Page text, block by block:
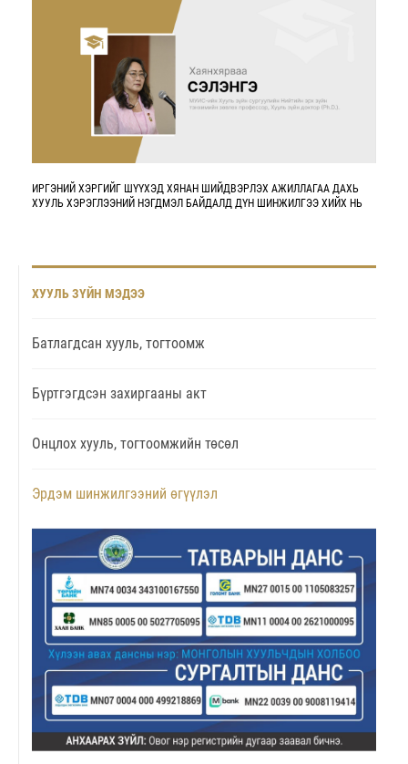
ИРГЭНИЙ ХЭРГИЙГ ШҮҮХЭД ХЯНАН ШИЙДВЭРЛЭХ АЖИЛЛАГАА ДАХЬ
ХУУЛЬ ХЭРЭГЛЭЭНИЙ НЭГДМЭЛ БАЙДАЛД ДҮН ШИНЖИЛГЭЭ ХИЙХ НЬ
ХУУЛЬ ЗҮЙН МЭДЭЭ
Батлагдсан хууль, тогтоомж
Бүртгэгдсэн захиргааны акт
Онцлох хууль, тогтоомжийн төсөл
Эрдэм шинжилгээний өгүүлэл